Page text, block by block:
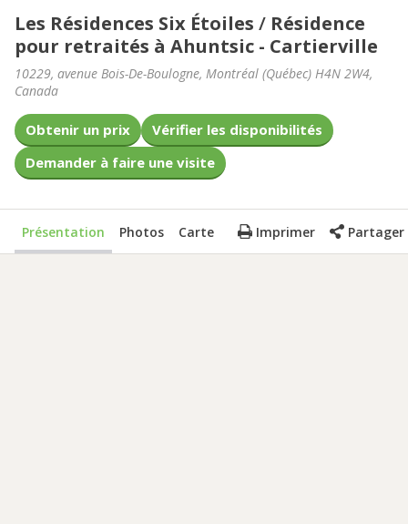
Les Résidences Six Étoiles / Résidence
pour retraités à Ahuntsic - Cartierville
10229, avenue Bois-De-Boulogne, Montréal (Québec) H4N 2W4,
Canada
Obtenir un prix
Vérifier les disponibilités
Demander à faire une visite
Présentation Photos Carte Imprimer Partager